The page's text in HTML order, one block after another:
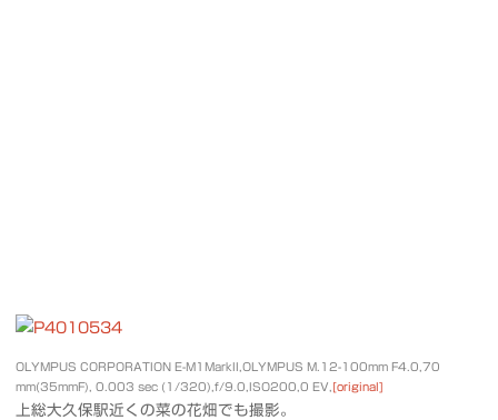
OLYMPUS CORPORATION E-M1MarkII,OLYMPUS M.12-100mm F4.0,70
mm(35mmF), 0.003 sec (1/320),f/9.0,ISO200,0 EV, [original]
上総大久保駅近くの菜の花畑でも撮影。